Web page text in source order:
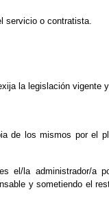
servicio o contratista.
la legislación vigente
de los mismos por el
el/la administrador/a
y sometiendo el